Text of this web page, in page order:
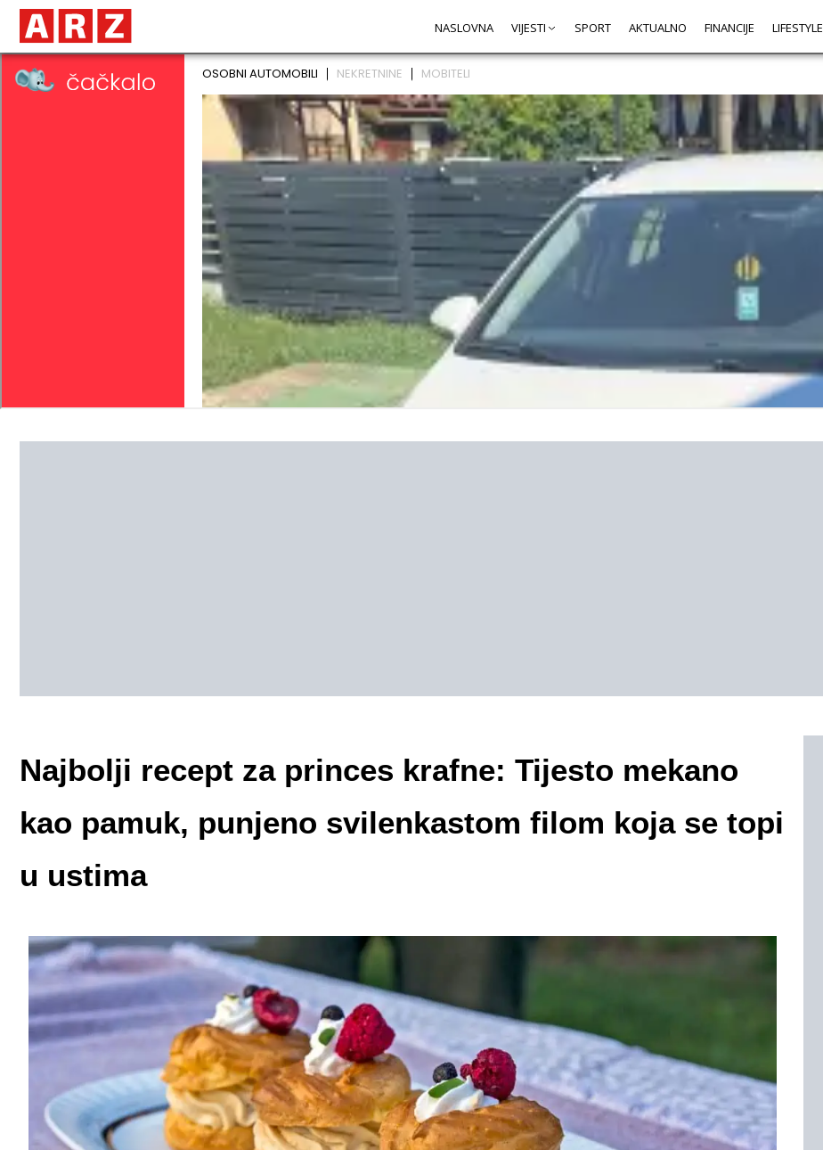
NASLOVNA VIJESTI SPORT AKTUALNO FINANCIJE LIFESTYLE
Najbolji recept za princes krafne: Tijesto mekano
kao pamuk, punjeno svilenkastom filom koja se topi
u ustima